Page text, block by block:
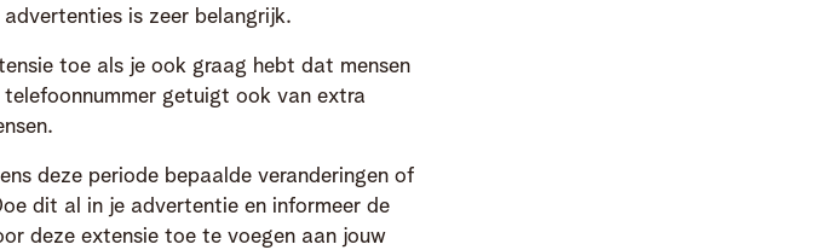
is zeer belangrijk.
toe als je ook graag hebt dat mensen
getuigt ook van extra
deze periode bepaalde veranderingen of
dit al in je advertentie en informeer de
deze extensie toe te voegen aan jouw